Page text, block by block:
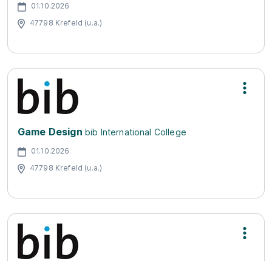
01.10.2026
47798 Krefeld (u.a.)
Game Design bib International College
01.10.2026
47798 Krefeld (u.a.)